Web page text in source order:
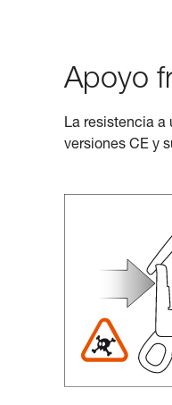
Apoyo
La resistencia a
versiones CE y